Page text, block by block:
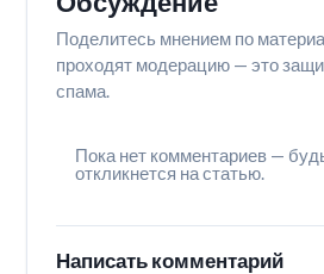
Поделитесь мнением по
проходят модерацию — это
спама.
Пока нет комментариев —
откликнется на статью.
Написать комментарий